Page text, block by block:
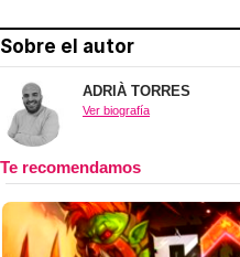
Sobre el autor
ADRIÀ TORRES
Ver biografía